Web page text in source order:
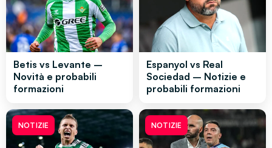
Betis vs Levante –
Novità e probabili
formazioni
Espanyol vs Real
Sociedad – Notizie e
probabili formazioni
NOTIZIE NOTIZIE